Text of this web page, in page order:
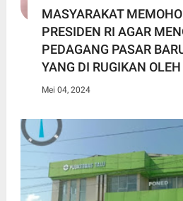
MASYARAKAT
PRESIDEN RI AGAR
PEDAGANG PASAR
YANG DI RUGIKAN
Mei 04, 2024